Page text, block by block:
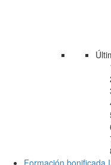
Formación bonificada